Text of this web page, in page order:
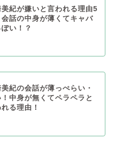
美紀が嫌いと言われる理由5
会話の中身が薄くてキャバ
い！？
美紀の会話が薄っぺらい・
中身が無くてペラペラと
る理由！